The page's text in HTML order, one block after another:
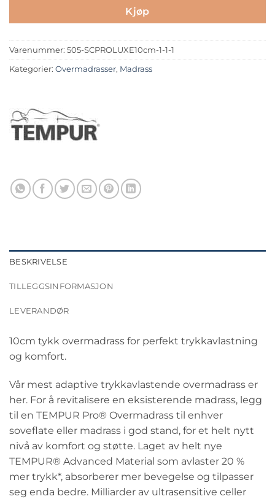
Kjøp
Varenummer: 505-SCPROLUXE10cm-1-1-1
Kategorier: Overmadrasser, Madrass
BESKRIVELSE
TILLEGGSINFORMASJON
LEVERANDØR
10cm tykk overmadrass for perfekt trykkavlastning
og komfort.
Vår mest adaptive trykkavlastende overmadrass er
her. For å revitalisere en eksisterende madrass, legg
til en TEMPUR Pro® Overmadrass til enhver
soveflate eller madrass i god stand, for et helt nytt
nivå av komfort og støtte. Laget av helt nye
TEMPUR® Advanced Material som avlaster 20 %
mer trykk*, absorberer mer bevegelse og tilpasser
seg enda bedre. Milliarder av ultrasensitive celler